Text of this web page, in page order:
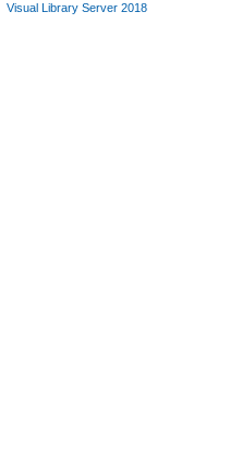
Visual Library Server 2018